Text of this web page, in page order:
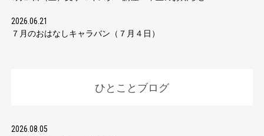
2026.06.21
７月のおはなしキャラバン（７月４日）
ひとことブログ
2026.08.05